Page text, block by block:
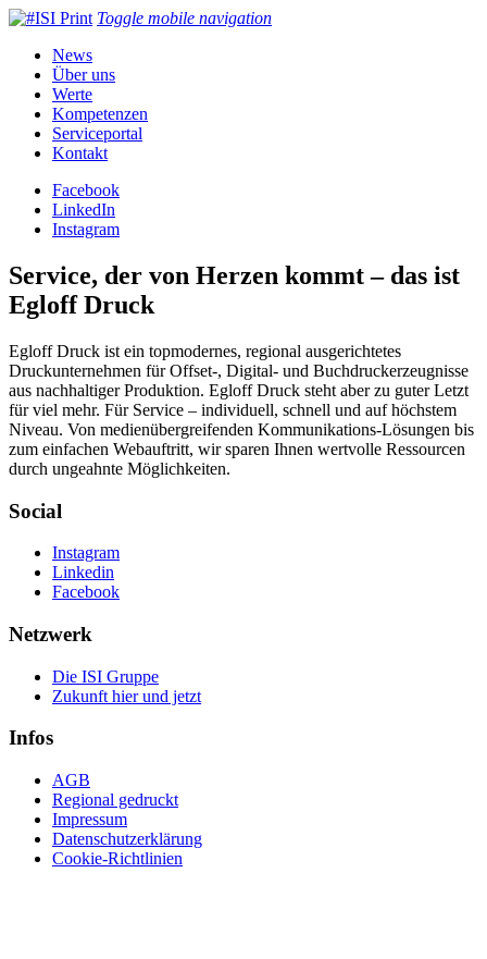
ISI Print Toggle mobile navigation
News
Über uns
Werte
Kompetenzen
Serviceportal
Kontakt
Facebook
LinkedIn
Instagram
Service, der von Herzen kommt – das ist
Egloff Druck
Egloff Druck ist ein topmodernes, regional ausgerichtetes
Druckunternehmen für Offset-, Digital- und Buchdruckerzeugnisse
aus nachhaltiger Produktion. Egloff Druck steht aber zu guter Letzt
für viel mehr. Für Service – individuell, schnell und auf höchstem
Niveau. Von medienübergreifenden Kommunikations-Lösungen bis
zum einfachen Webauftritt, wir sparen Ihnen wertvolle Ressourcen
durch ungeahnte Möglichkeiten.
Social
Instagram
Linkedin
Facebook
Netzwerk
Die ISI Gruppe
Zukunft hier und jetzt
Infos
AGB
Regional gedruckt
Impressum
Datenschutzerklärung
Cookie-Richtlinien